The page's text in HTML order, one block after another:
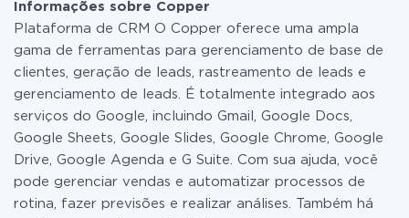
ou mudar para um de pago, se necessário. Mais
detalhes sobretarifas .
Informações sobre Copper
Plataforma de CRM O Copper oferece uma ampla
gama de ferramentas para gerenciamento de base de
clientes, geração de leads, rastreamento de leads e
gerenciamento de leads. É totalmente integrado aos
serviços do Google, incluindo Gmail, Google Docs,
Google Sheets, Google Slides, Google Chrome, Google
Drive, Google Agenda e G Suite. Com sua ajuda, você
pode gerenciar vendas e automatizar processos de
rotina, fazer previsões e realizar análises. Também há